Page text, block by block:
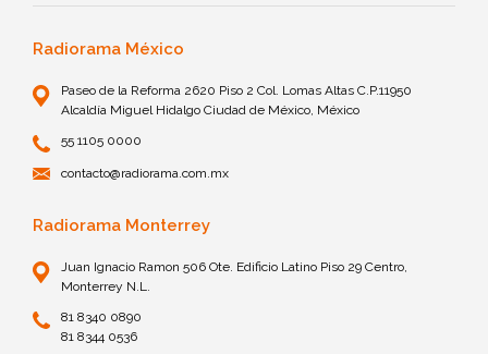
Radiorama México
Paseo de la Reforma 2620 Piso 2 Col. Lomas Altas C.P.11950
Alcaldía Miguel Hidalgo Ciudad de México, México
55 1105 0000
contacto@radiorama.com.mx
Radiorama Monterrey
Juan Ignacio Ramon 506 Ote. Edificio Latino Piso 29 Centro,
Monterrey N.L.
81 8340 0890
81 8344 0536